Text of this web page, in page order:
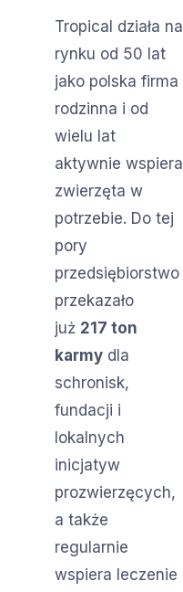
Tropical działa na
rynku od 50 lat
jako polska firma
rodzinna i od
wielu lat
aktywnie wspiera
zwierzęta w
potrzebie. Do tej
pory
przedsiębiorstwo
przekazało
już 217 ton
karmy dla
schronisk,
fundacji i
lokalnych
inicjatyw
prozwierzęcych,
a także
regularnie
wspiera leczenie